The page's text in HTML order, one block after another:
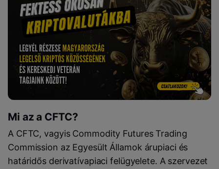
Mi az a CFTC?
A CFTC, vagyis Commodity Futures Trading
Commission az Egyesült Államok árupiaci és
határidős derivatívapiaci felügyelete. A szervezet